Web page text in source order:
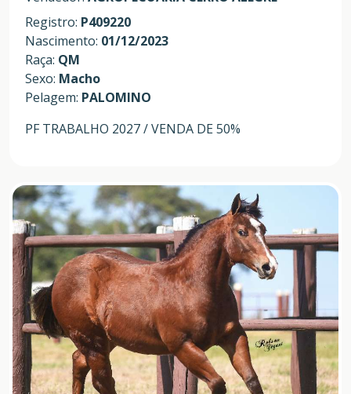
Registro: P409220
Nascimento: 01/12/2023
Raça: QM
Sexo: Macho
Pelagem: PALOMINO
PF TRABALHO 2027 / VENDA DE 50%